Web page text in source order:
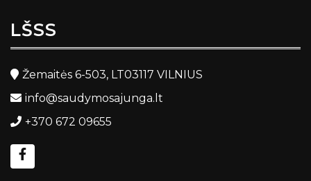
LŠSS
Žemaitės 6-503, LT03117 VILNIUS
info@saudymosajunga.lt
+370 672 09655